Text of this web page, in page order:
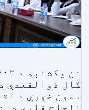
سمون خوري د
الحاج قاري